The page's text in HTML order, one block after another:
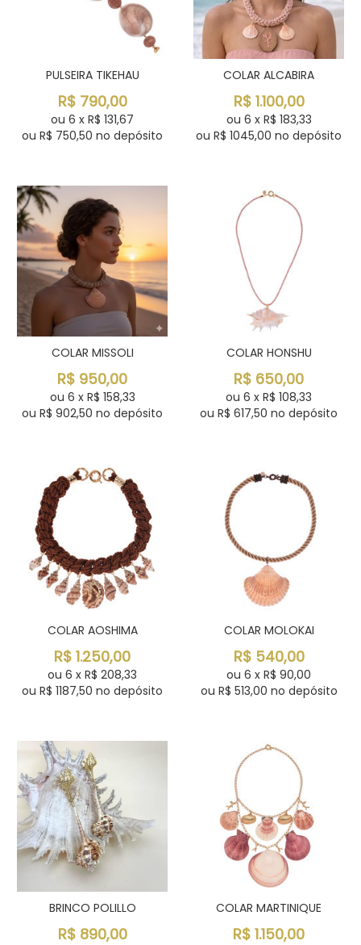
PULSEIRA TIKEHAU
R$ 790,00
ou 6 x R$ 131,67
ou R$ 750,50 no depósito
COLAR ALCABIRA
R$ 1.100,00
ou 6 x R$ 183,33
ou R$ 1045,00 no depósito
COLAR MISSOLI
R$ 950,00
ou 6 x R$ 158,33
ou R$ 902,50 no depósito
COLAR HONSHU
R$ 650,00
ou 6 x R$ 108,33
ou R$ 617,50 no depósito
COLAR AOSHIMA
R$ 1.250,00
ou 6 x R$ 208,33
ou R$ 1187,50 no depósito
COLAR MOLOKAI
R$ 540,00
ou 6 x R$ 90,00
ou R$ 513,00 no depósito
BRINCO POLILLO
R$ 890,00
COLAR MARTINIQUE
R$ 1.150,00